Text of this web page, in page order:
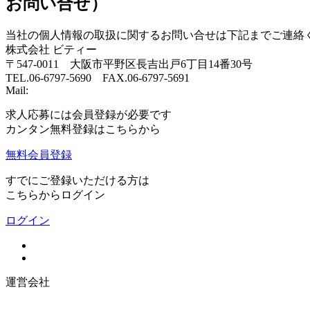
当社の個人情報の取扱に関するお問い合せは下記までご連絡
株式会社 ビティー
〒547-0011 大阪市平野区長吉出戸6丁目14番30号
TEL.06-6797-5690 FAX.06-6797-5691
Mail:
求人応募には会員登録が必要です
カンタン無料登録はこちらから
無料会員登録
すでにご登録いただける方は
こちらからログイン
ログイン
運営会社